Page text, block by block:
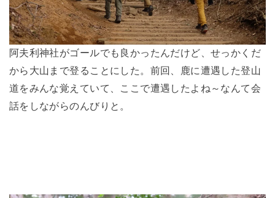
阿夫利神社がゴールでも良かったんだけど、せっかくだ
から大山まで登ることにした。前回、鹿に遭遇した登山
道をみんな覚えていて、ここで遭遇したよね～なんて会
話をしながらのんびりと。